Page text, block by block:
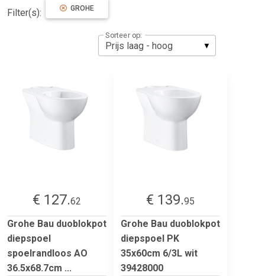
Filter(s): GROHE
Sorteer op:
€ 127.62
Grohe Bau duoblokpot
diepspoel
spoelrandloos AO
36.5x68.7cm ...
€ 139.95
Grohe Bau duoblokpot
diepspoel PK
35x60cm 6/3L wit
39428000